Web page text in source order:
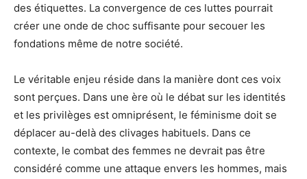
des étiquettes. La convergence de ces luttes pourrait
créer une onde de choc suffisante pour secouer les
fondations même de notre société.
Le véritable enjeu réside dans la manière dont ces voix
sont perçues. Dans une ère où le débat sur les identités
et les privilèges est omniprésent, le féminisme doit se
déplacer au-delà des clivages habituels. Dans ce
contexte, le combat des femmes ne devrait pas être
considéré comme une attaque envers les hommes, mais